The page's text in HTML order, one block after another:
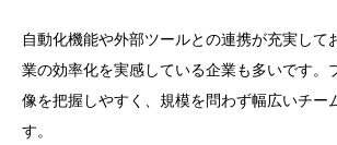
自動化機能や外部ツールとの連携が充実して
業の効率化を実感している企業も多いです。
像を把握しやすく、規模を問わず幅広いチー
す。